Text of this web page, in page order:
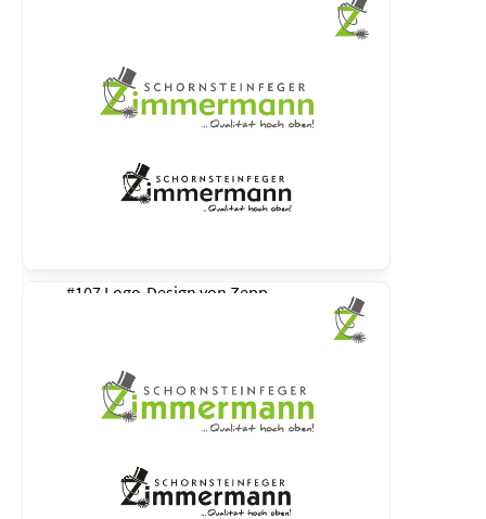
#107 Logo-Design von Zepp